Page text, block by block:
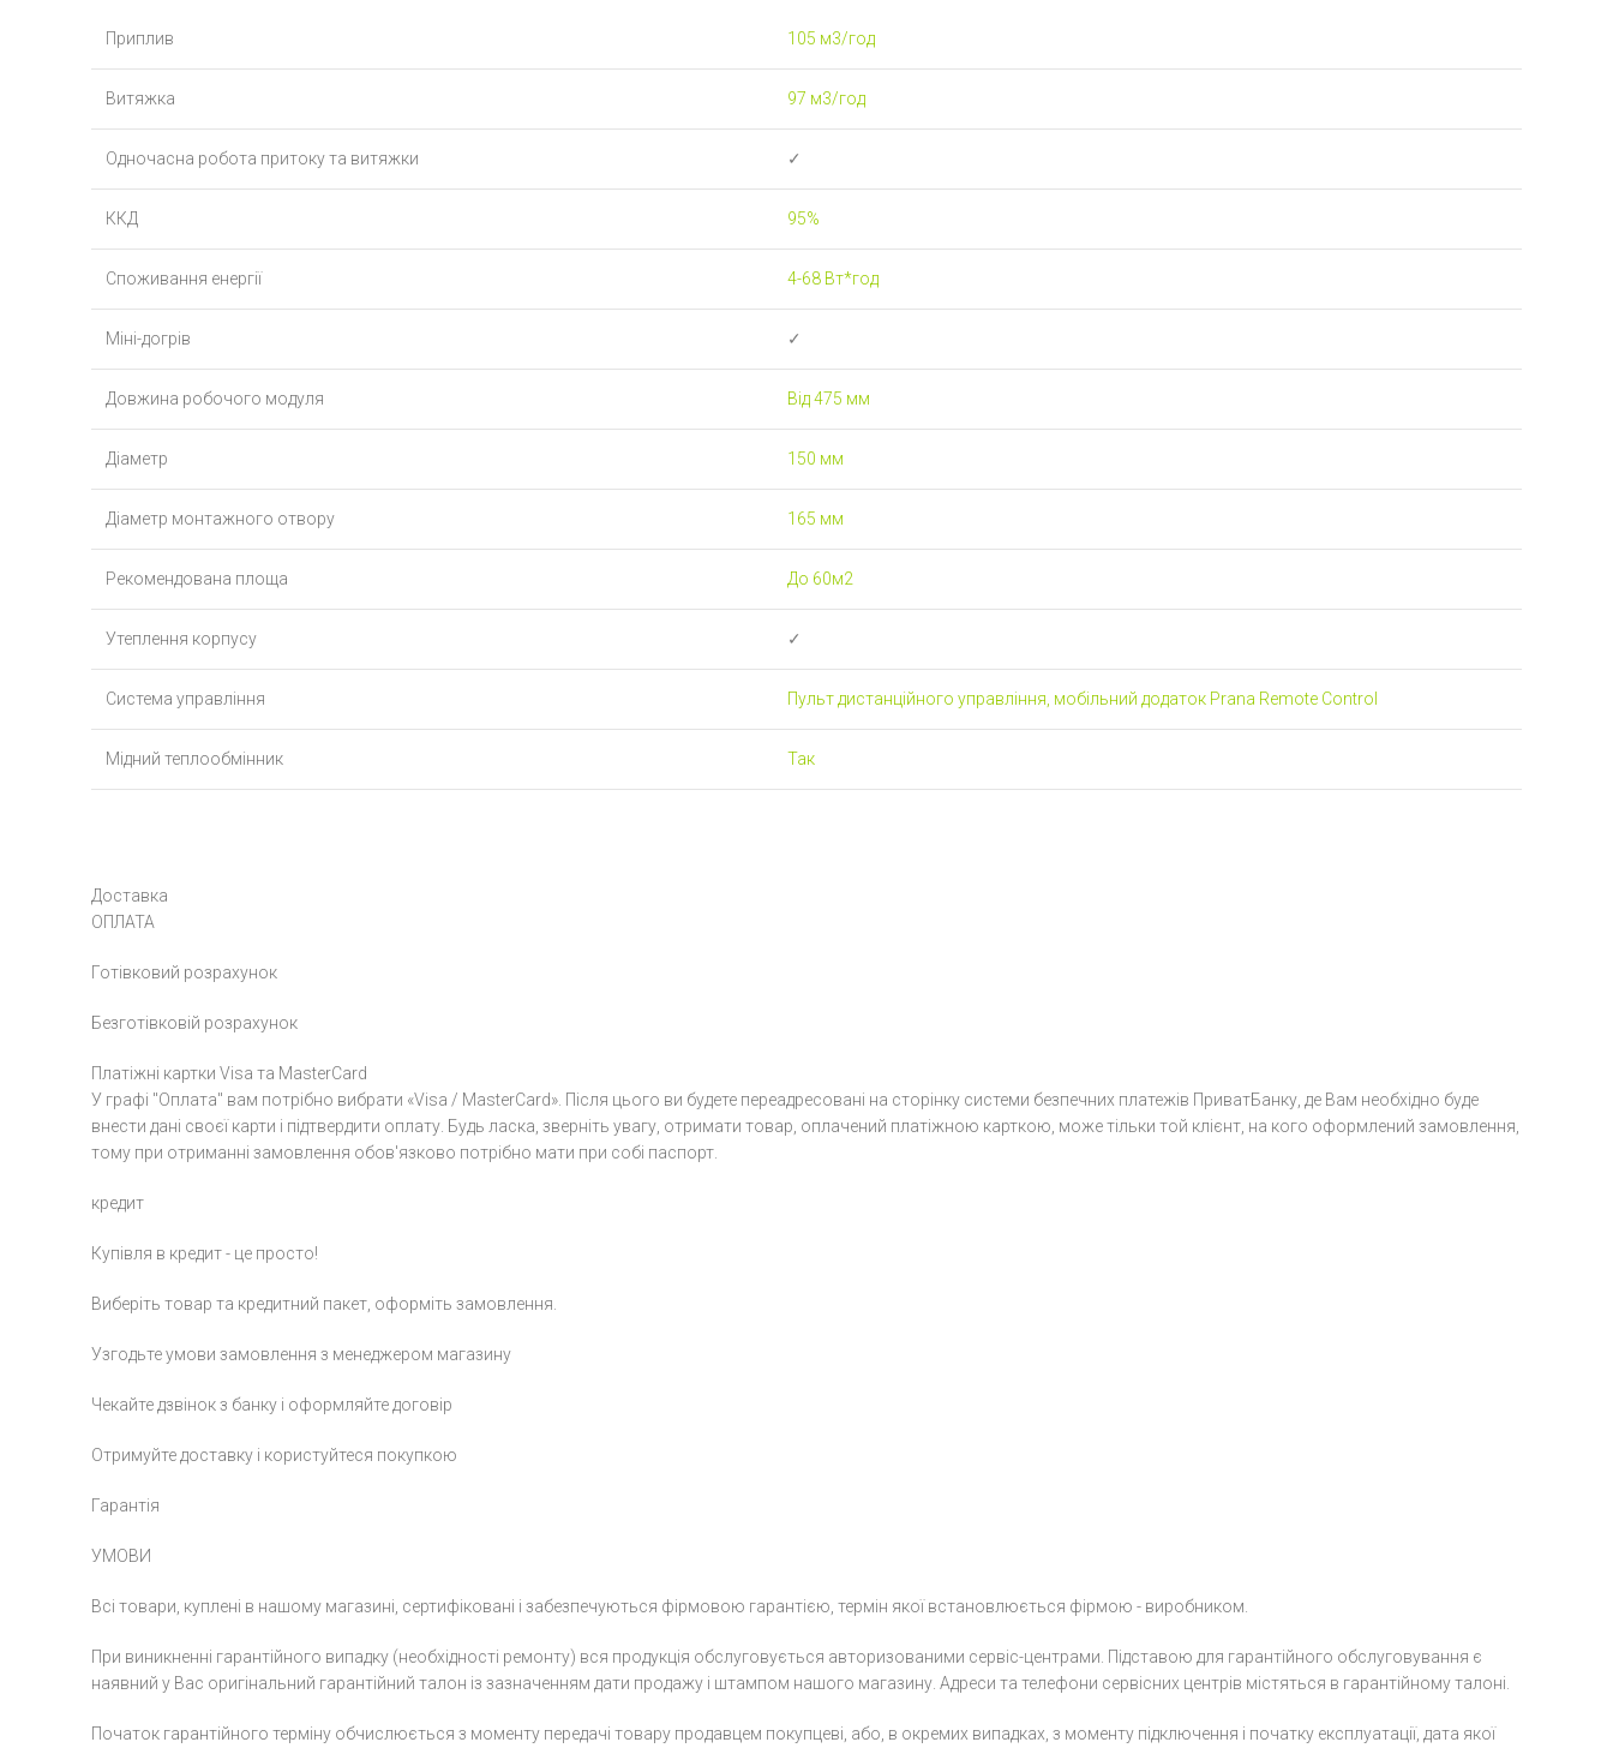
Приплив 105 м3/год
Витяжка 97 м3/год
Одночасна робота притоку та витяжки ✓
ККД 95%
Споживання енергії 4-68 Вт*год
Міні-догрів ✓
Довжина робочого модуля Від 475 мм
Діаметр 150 мм
Діаметр монтажного отвору 165 мм
Рекомендована площа До 60м2
Утеплення корпусу ✓
Система управління Пульт дистанційного управління, мобільний додаток Prana Remote Control
Мідний теплообмінник Так
Доставка
ОПЛАТА
Готівковий розрахунок
Безготівковій розрахунок
Платіжні картки Visa та MasterCard
У графі "Оплата" вам потрібно вибрати «Visa / MasterCard». Після цього ви будете переадресовані на сторінку системи безпечних платежів ПриватБанку, де Вам необхідно буде
внести дані своєї карти і підтвердити оплату. Будь ласка, зверніть увагу, отримати товар, оплачений платіжною карткою, може тільки той клієнт, на кого оформлений замовлення,
тому при отриманні замовлення обов'язково потрібно мати при собі паспорт.
кредит
Купівля в кредит - це просто!
Виберіть товар та кредитний пакет, оформіть замовлення.
Узгодьте умови замовлення з менеджером магазину
Чекайте дзвінок з банку і оформляйте договір
Отримуйте доставку і користуйтеся покупкою
Гарантія
УМОВИ
Всі товари, куплені в нашому магазині, сертифіковані і забезпечуються фірмовою гарантією, термін якої встановлюється фірмою - виробником.
При виникненні гарантійного випадку (необхідності ремонту) вся продукція обслуговується авторизованими сервіс-центрами. Підставою для гарантійного обслуговування є
наявний у Вас оригінальний гарантійний талон із зазначенням дати продажу і штампом нашого магазину. Адреси та телефони сервісних центрів містяться в гарантійному талоні.
Початок гарантійного терміну обчислюється з моменту передачі товару продавцем покупцеві, або, в окремих випадках, з моменту підключення і початку експлуатації, дата якої